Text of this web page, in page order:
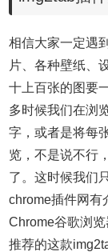
相信大家一定遇
片、各种壁纸、
十上百张的图要
多时候我们在浏
字，或者是将每
览，不是说不行
了。这时候我们
chrome插件网有
Chrome谷歌浏
推荐的这款